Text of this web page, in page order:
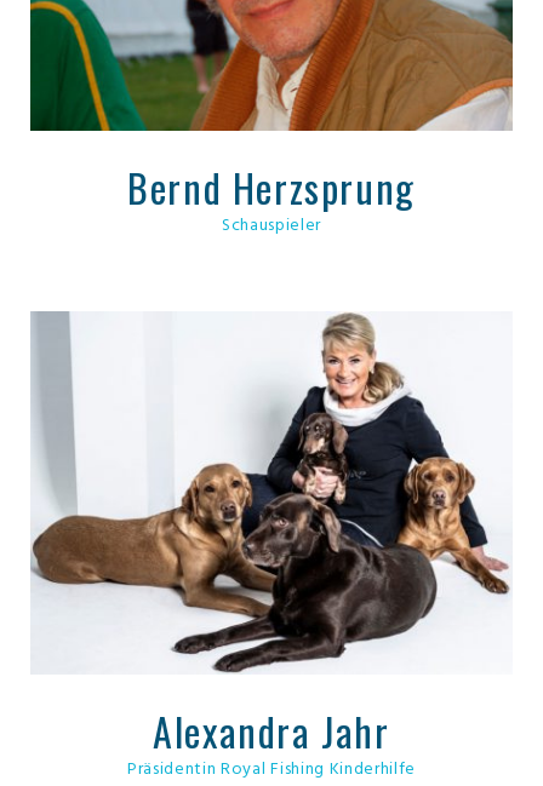
Bernd Herzsprung
Schauspieler
Alexandra Jahr
Präsidentin Royal Fishing Kinderhilfe